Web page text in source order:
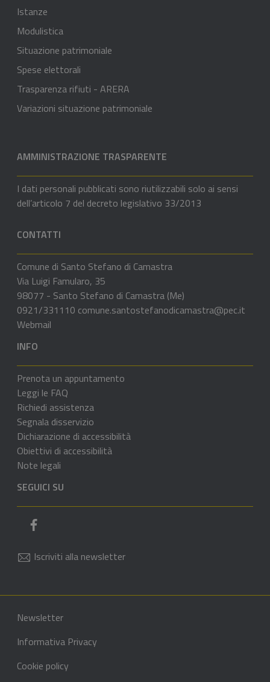
Istanze
Modulistica
Situazione patrimoniale
Spese elettorali
Trasparenza rifiuti - ARERA
Variazioni situazione patrimoniale
AMMINISTRAZIONE TRASPARENTE
I dati personali pubblicati sono riutilizzabili solo ai sensi
dell’articolo 7 del decreto legislativo 33/2013
CONTATTI
Comune di Santo Stefano di Camastra
Via Luigi Famularo, 35
98077 - Santo Stefano di Camastra (Me)
0921/331110 comune.santostefanodicamastra@pec.it
Webmail
INFO
Prenota un appuntamento
Leggi le FAQ
Richiedi assistenza
Segnala disservizio
Dichiarazione di accessibilità
Obiettivi di accessibilità
Note legali
SEGUICI SU
Iscriviti alla newsletter
Sezione Link di servizio
Sezione Link Utili
Newsletter
Informativa Privacy
Cookie policy